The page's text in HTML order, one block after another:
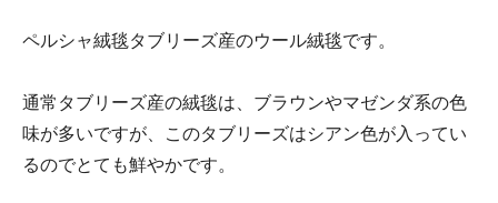
ペルシャ絨毯タブリーズ産のウール絨毯です。
通常タブリーズ産の絨毯は、ブラウンやマゼンダ系の色
味が多いですが、このタブリーズはシアン色が入ってい
るのでとても鮮やかです。